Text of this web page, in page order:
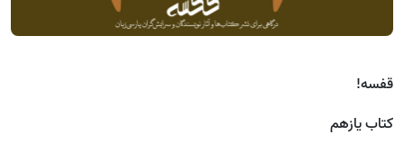
قفسه!
کتاب یازهم